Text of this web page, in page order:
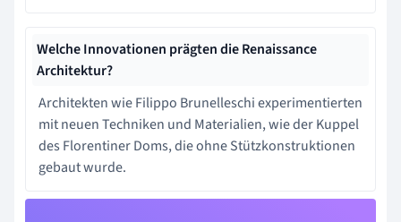
Welche Innovationen prägten die Renaissance
Architektur?
Architekten wie Filippo Brunelleschi experimentierten
mit neuen Techniken und Materialien, wie der Kuppel
des Florentiner Doms, die ohne Stützkonstruktionen
gebaut wurde.